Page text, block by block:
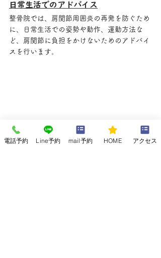
日常生活でのアドバイス
整骨院では、肩関節周囲炎の再発を防ぐため
に、日常生活での姿勢や動作、運動方法な
ど、肩関節に負担をかけないためのアドバイ
スを行います。
電話予約 Line予約 mail予約 HOME アクセス